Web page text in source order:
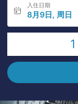
入住日期
8月9日, 周日
1